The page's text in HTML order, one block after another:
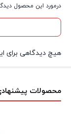
درمورد این محصول
هیچ دیدگاهی
محصولات